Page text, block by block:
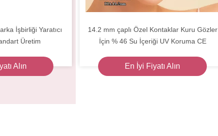
İşbirliği Yaratıcı
Üretim
Alın
14.2 mm çaplı Özel Kontaklar Kuru Gözler
İçin % 46 Su İçeriği UV Koruma CE
En İyi Fiyatı Alın